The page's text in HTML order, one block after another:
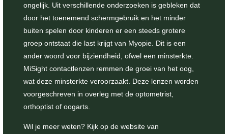
ongelijk. Uit verschillende onderzoeken is gebleken dat
door het toenemend schermgebruik en het minder
buiten spelen door kinderen er een steeds grotere
groep ontstaat die last krijgt van Myopie. Dit is een
ander woord voor bijziendheid, ofwel een minsterkte.
MiSight contactlenzen remmen de groei van het oog,
wat deze minsterkte veroorzaakt. Deze lenzen worden
voorgeschreven in overleg met de optometrist,
orthoptist of oogarts.
Wil je meer weten? Kijk op de website van